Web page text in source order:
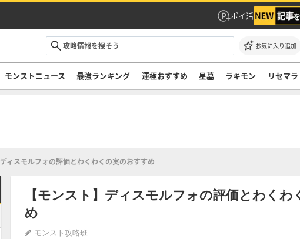
ポイ活
お気に入り追加
モンストニュース 最強ランキング 運極おすすめ 星墓 ラキモン リセマラ
ディスモルフォの評価とわくわくの実のおすすめ
【モンスト】ディスモルフォの評価とわく
め
モンスト攻略班